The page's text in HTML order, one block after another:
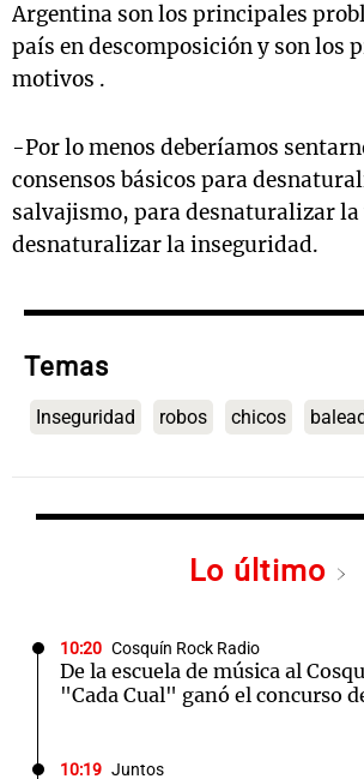
Argentina son los principales
país en descomposición y son los
motivos .
-Por lo menos deberíamos
consensos básicos para
salvajismo, para desnaturalizar
desnaturalizar la inseguridad.
Temas
Inseguridad robos chicos
Lo último
10:20 Cosquín Rock Radio
De la escuela de música al
"Cada Cual" ganó el concurso
10:19 Juntos